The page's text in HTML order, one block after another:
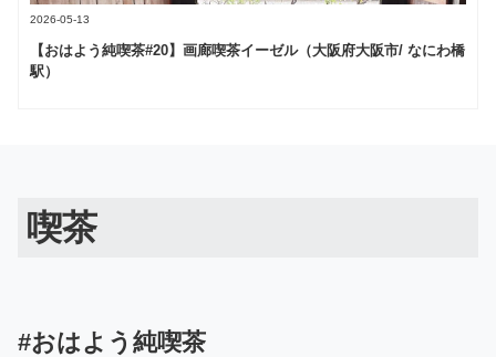
2026-05-13
【おはよう純喫茶#20】画廊喫茶イーゼル（大阪府大阪市/ なにわ橋
駅）
喫茶
#おはよう純喫茶